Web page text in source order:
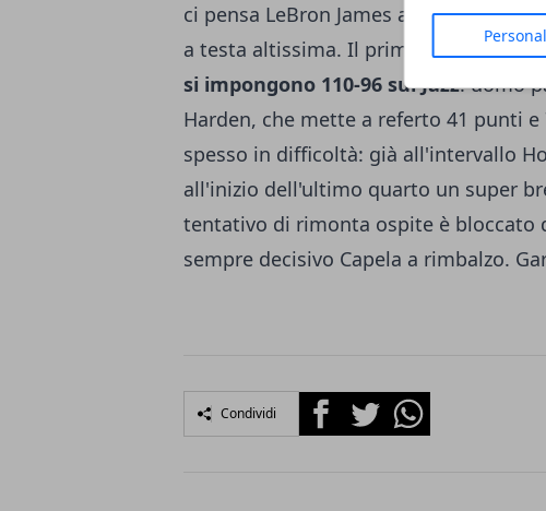
ci pensa LeBron James a scaldare i
a testa altissima. Il primo round tra
si impongono 110-96 sui Jazz: uomo
Harden, che mette a referto 41 punti
spesso in difficoltà: già all'intervallo
all'inizio dell'ultimo quarto un super
tentativo di rimonta ospite è bloccato
sempre decisivo Capela a rimbalzo.
Condividi FacebookTwitterWhatsapp